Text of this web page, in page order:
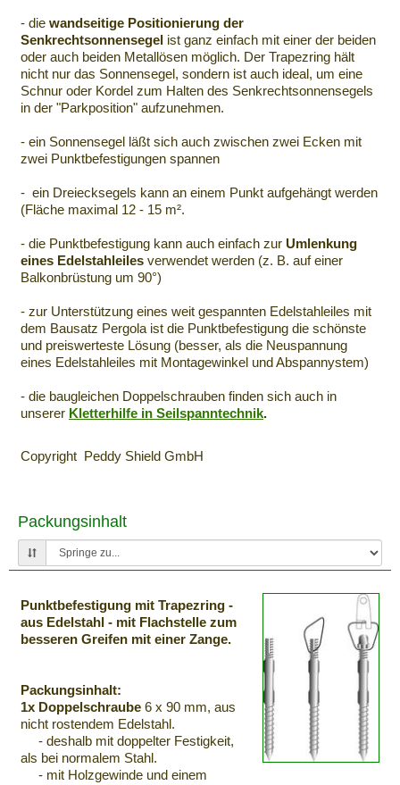
- die wandseitige Positionierung der
Senkrechtsonnensegel ist ganz einfach mit einer der beiden
oder auch beiden Metallösen möglich. Der Trapezring hält
nicht nur das Sonnensegel, sondern ist auch ideal, um eine
Schnur oder Kordel zum Halten des Senkrechtsonnensegels
in der "Parkposition" aufzunehmen.
- ein Sonnensegel läßt sich auch zwischen zwei Ecken mit
zwei Punktbefestigungen spannen
- ein Dreiecksegels kann an einem Punkt aufgehängt werden
(Fläche maximal 12 - 15 m².
- die Punktbefestigung kann auch einfach zur Umlenkung
eines Edelstahleiles verwendet werden (z. B. auf einer
Balkonbrüstung um 90°)
- zur Unterstützung eines weit gespannten Edelstahleiles mit
dem Bausatz Pergola ist die Punktbefestigung die schönste
und preiswerteste Lösung (besser, als die Neuspannung
eines Edelstahleiles mit Montagewinkel und Abspannystem)
- die baugleichen Doppelschrauben finden sich auch in
unserer Kletterhilfe in Seilspanntechnik.
Copyright Peddy Shield GmbH
Packungsinhalt
Punktbefestigung mit Trapezring -
aus Edelstahl - mit Flachstelle zum
besseren Greifen mit einer Zange.
Packungsinhalt:
1x Doppelschraube 6 x 90 mm, aus
nicht rostendem Edelstahl.
- deshalb mit doppelter Festigkeit,
als bei normalem Stahl.
- mit Holzgewinde und einem